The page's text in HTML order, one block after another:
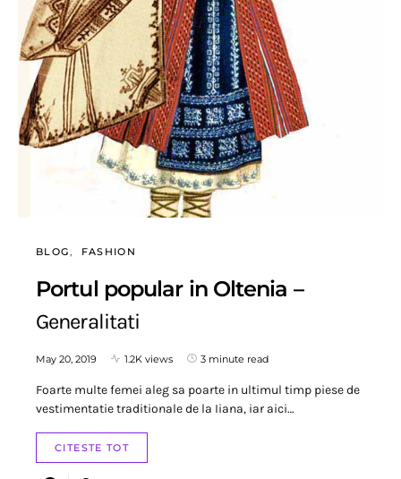
BLOG FASHION
Portul popular in Oltenia –
Generalitati
May 20, 2019 1.2K views 3 minute read
Foarte multe femei aleg sa poarte in ultimul timp piese de
vestimentatie traditionale de la Iiana, iar aici…
CITESTE TOT